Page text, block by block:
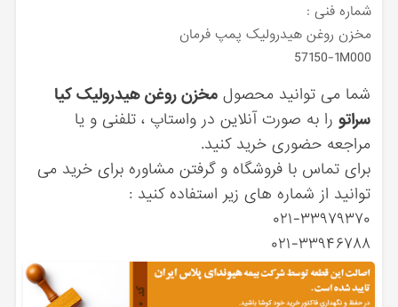
شماره فنی :
مخزن روغن هیدرولیک پمپ فرمان
57150-1M000
شما می توانید محصولمخزن روغن هیدرولیک کیا
سراتو را به صورت آنلاین در واستاپ ، تلفنی و یا
مراجعه حضوری خرید کنید.
برای تماس با فروشگاه و گرفتن مشاوره برای خرید می
توانید از شماره های زیر استفاده کنید :
۰۲۱-۳۳۹۷۹۳۷۰
۰۲۱-۳۳۹۴۶۷۸۸